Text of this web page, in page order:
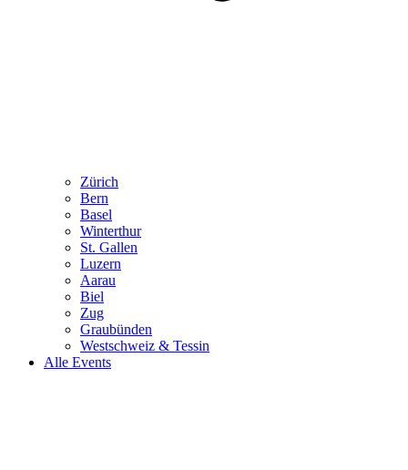
Zürich
Bern
Basel
Winterthur
St. Gallen
Luzern
Aarau
Biel
Zug
Graubünden
Westschweiz & Tessin
Alle Events